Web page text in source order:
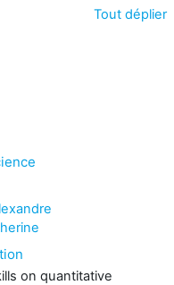
Tout déplier
on quantitative